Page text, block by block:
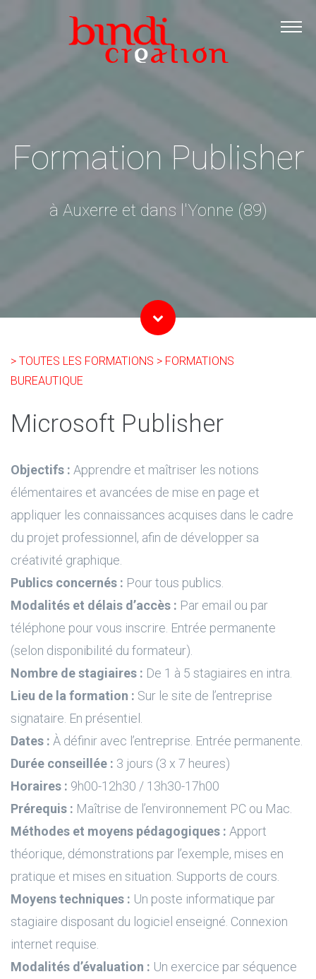
Accueil
Les formations
Infos pratiques
Contact
Formation Publisher
à Auxerre et dans l'Yonne (89)
> TOUTES LES FORMATIONS > FORMATIONS
BUREAUTIQUE
Microsoft Publisher
Objectifs : Apprendre et maîtriser les notions
élémentaires et avancées de mise en page et
appliquer les connaissances acquises dans le cadre
du projet professionnel, afin de développer sa
créativité graphique.
Publics concernés : Pour tous publics.
Modalités et délais d’accès : Par email ou par
téléphone pour vous inscrire. Entrée permanente
(selon disponibilité du formateur).
Nombre de stagiaires : De 1 à 5 stagiaires en intra.
Lieu de la formation : Sur le site de l’entreprise
signataire. En présentiel.
Dates : À définir avec l’entreprise. Entrée permanente.
Durée conseillée : 3 jours (3 x 7 heures)
Horaires : 9h00-12h30 / 13h30-17h00
Prérequis : Maîtrise de l’environnement PC ou Mac.
Méthodes et moyens pédagogiques : Apport
théorique, démonstrations par l’exemple, mises en
pratique et mises en situation. Supports de cours.
Moyens techniques : Un poste informatique par
stagiaire disposant du logiciel enseigné. Connexion
internet requise.
Modalités d’évaluation : Un exercice par séquence